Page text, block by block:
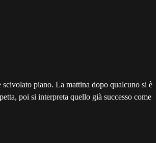
piano. La mattina dopo qualcuno si è
poi si interpreta quello già successo come